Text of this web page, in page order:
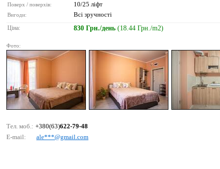
Поверх / поверхів: 10/25 ліфт
Вигоди: Всі зручності
Ціна: 830 Грн./день (18.44 Грн./m2)
Фото:
Тел. моб.: +380(63)622-79-48
E-mail:
аlе***@gmаil.соm